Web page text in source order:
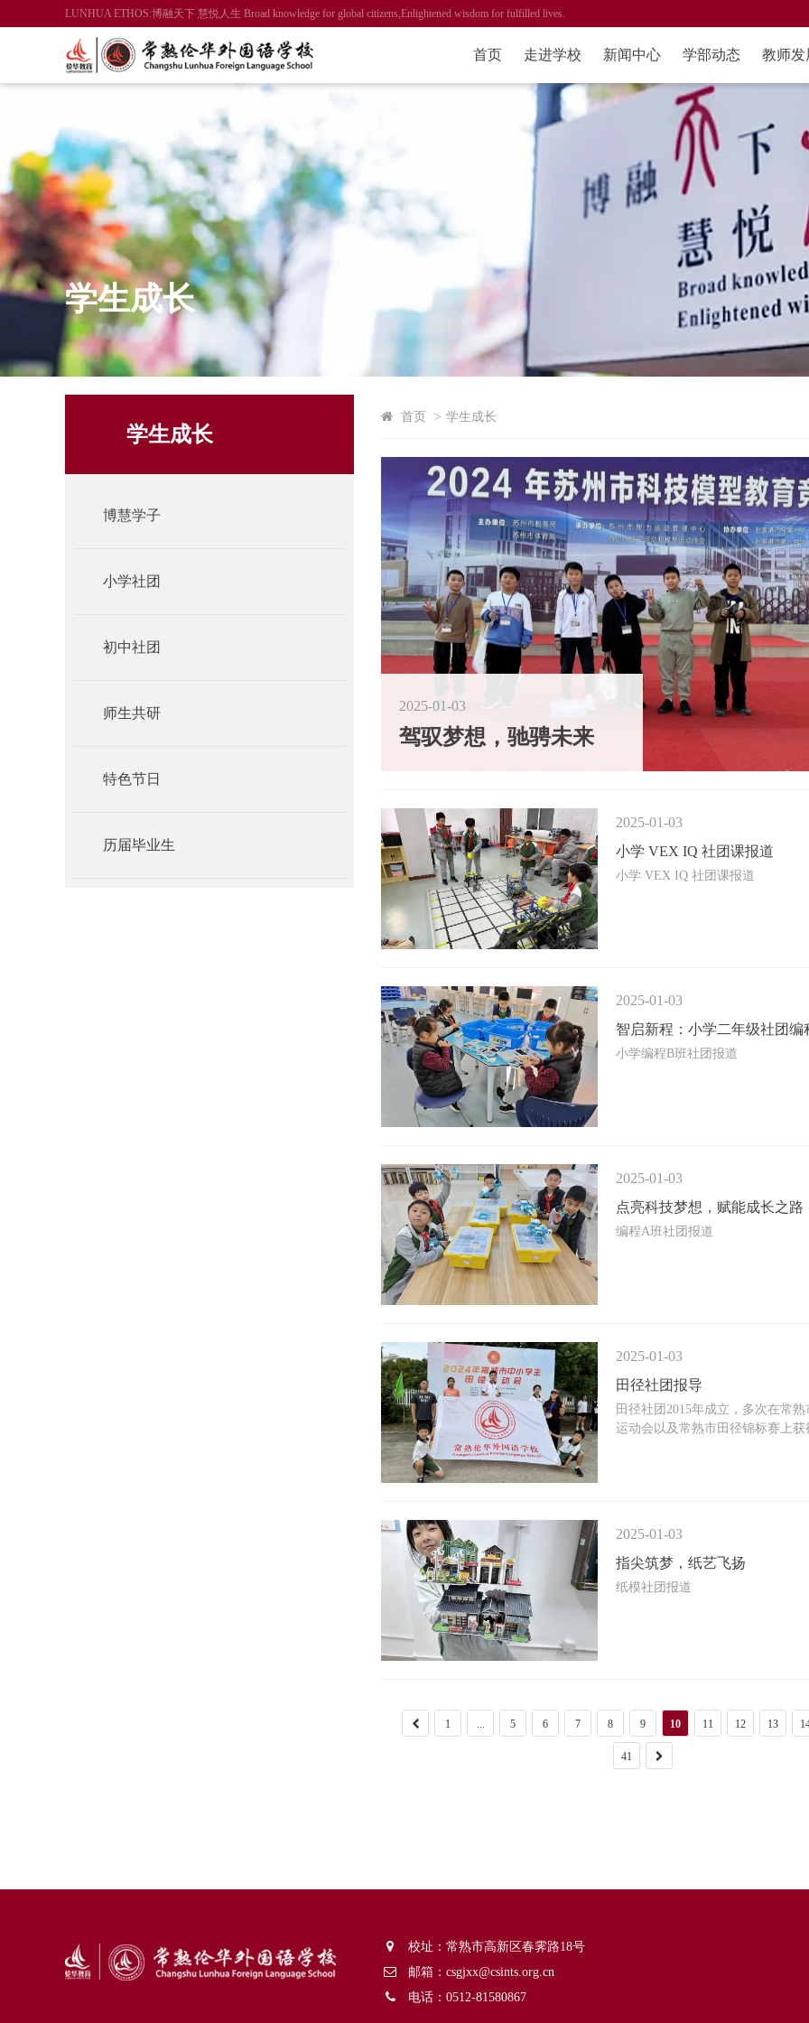
LUNHUA ETHOS:博融天下 慧悦人生 Broad knowledge for global citizens,Enlightened wisdom for fulfilled lives.
首页 走进学校 新闻中心 学部动态 教师发
学生成长
学生成长
博慧学子
小学社团
初中社团
师生共研
特色节日
历届毕业生
首页 > 学生成长
2025-01-03
驾驭梦想，驰骋未来
2025-01-03
小学 VEX IQ 社团课报道
小学 VEX IQ 社团课报道
2025-01-03
智启新程：小学二年级社团编
小学编程B班社团报道
2025-01-03
点亮科技梦想，赋能成长之路
编程A班社团报道
2025-01-03
田径社团报导
田径社团2015年成立，多次在常
运动会以及常熟市田径锦标赛上获
2025-01-03
指尖筑梦，纸艺飞扬
纸模社团报道
1 ... 5 6 7 8 9 10 11 12 13
41
常熟伦华外国语学校2025-2026学年第二学期休业式 常熟伦华外国语学校2026届初三毕业典礼
校址：常熟市高新区春霁路18号
邮箱：csgjxx@csints.org.cn
电话：0512-81580867